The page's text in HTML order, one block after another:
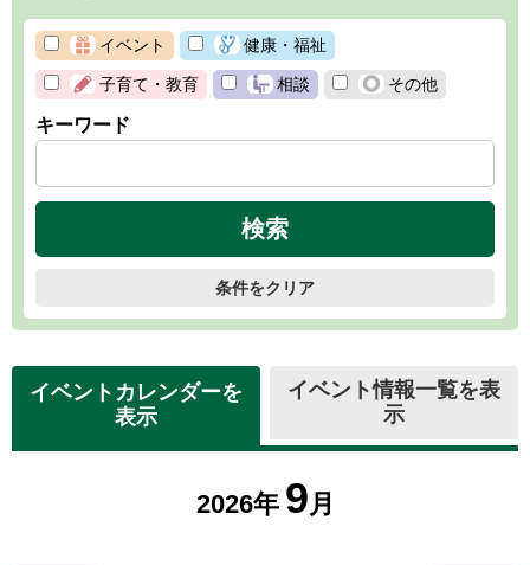
イベント 健康・福祉
子育て・教育 相談 その他
キーワード
条件をクリア
イベントカレンダーを
表示
イベント情報一覧を表
示
2026年 9月